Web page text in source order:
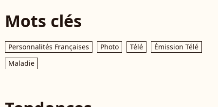
Mots clés
Personnalités Françaises Photo Télé
Émission Télé
Maladie